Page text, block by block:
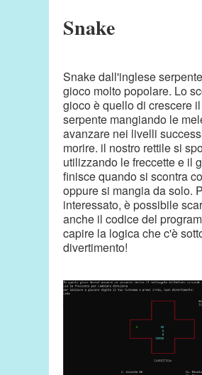
Snake
Snake dall'inglese
gioco molto popolare. Lo
gioco è quello di crescere
serpente mangiando le
avanzare nei livelli
morire. il nostro rettile si
utilizzando le freccette e il
finisce quando si scontra
oppure si mangia da solo.
interessato, è possibile
anche il codice del
capire la logica che c'è
divertimento!